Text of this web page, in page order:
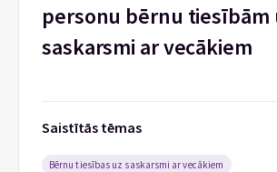
personu bērnu tiesībām
saskarsmi ar vecākiem
Saistītās tēmas
Bērnu tiesības uz saskarsmi ar vecākiem